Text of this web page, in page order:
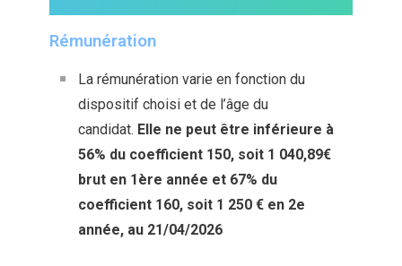
Rémunération
La rémunération varie en fonction du
dispositif choisi et de l’âge du
candidat. Elle ne peut être inférieure à
56% du coefficient 150, soit 1 040,89€
brut en 1ère année et 67% du
coefficient 160, soit 1 250 € en 2e
année, au 21/04/2026